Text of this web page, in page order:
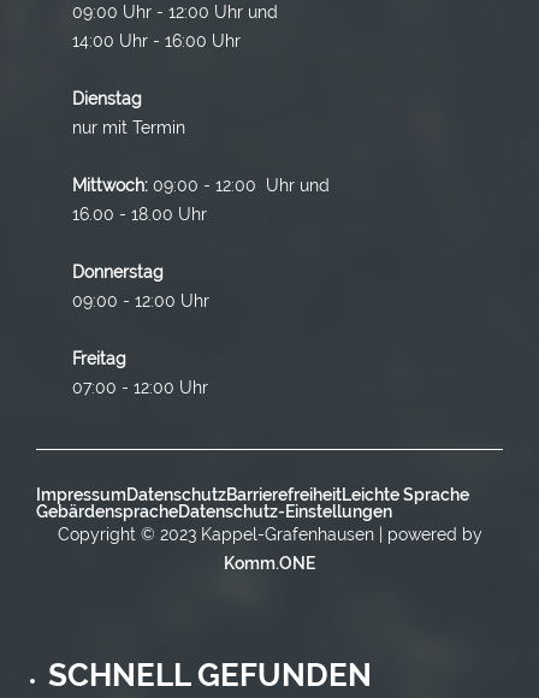
09:00 Uhr - 12:00 Uhr und
14:00 Uhr - 16:00 Uhr
Dienstag
nur mit Termin
Mittwoch: 09:00 - 12:00 Uhr und
16.00 - 18.00 Uhr
Donnerstag
09:00 - 12:00 Uhr
Freitag
07:00 - 12:00 Uhr
ImpressumDatenschutzBarrierefreiheitLeichte Sprache
GebärdenspracheDatenschutz-Einstellungen
Copyright © 2023 Kappel-Grafenhausen | powered by
Komm.ONE
SCHNELL GEFUNDEN